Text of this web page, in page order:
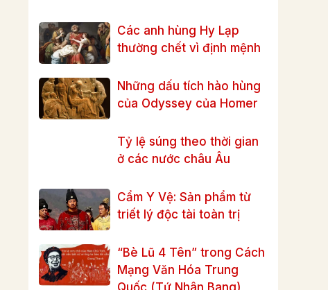
Các anh hùng Hy Lạp
thường chết vì định mệnh
Những dấu tích hào hùng
của Odyssey của Homer
Tỷ lệ súng theo thời gian
ở các nước châu Âu
Cẩm Y Vệ: Sản phẩm từ
triết lý độc tài toàn trị
“Bè Lũ 4 Tên” trong Cách
Mạng Văn Hóa Trung
Quốc (Tứ Nhân Bang)